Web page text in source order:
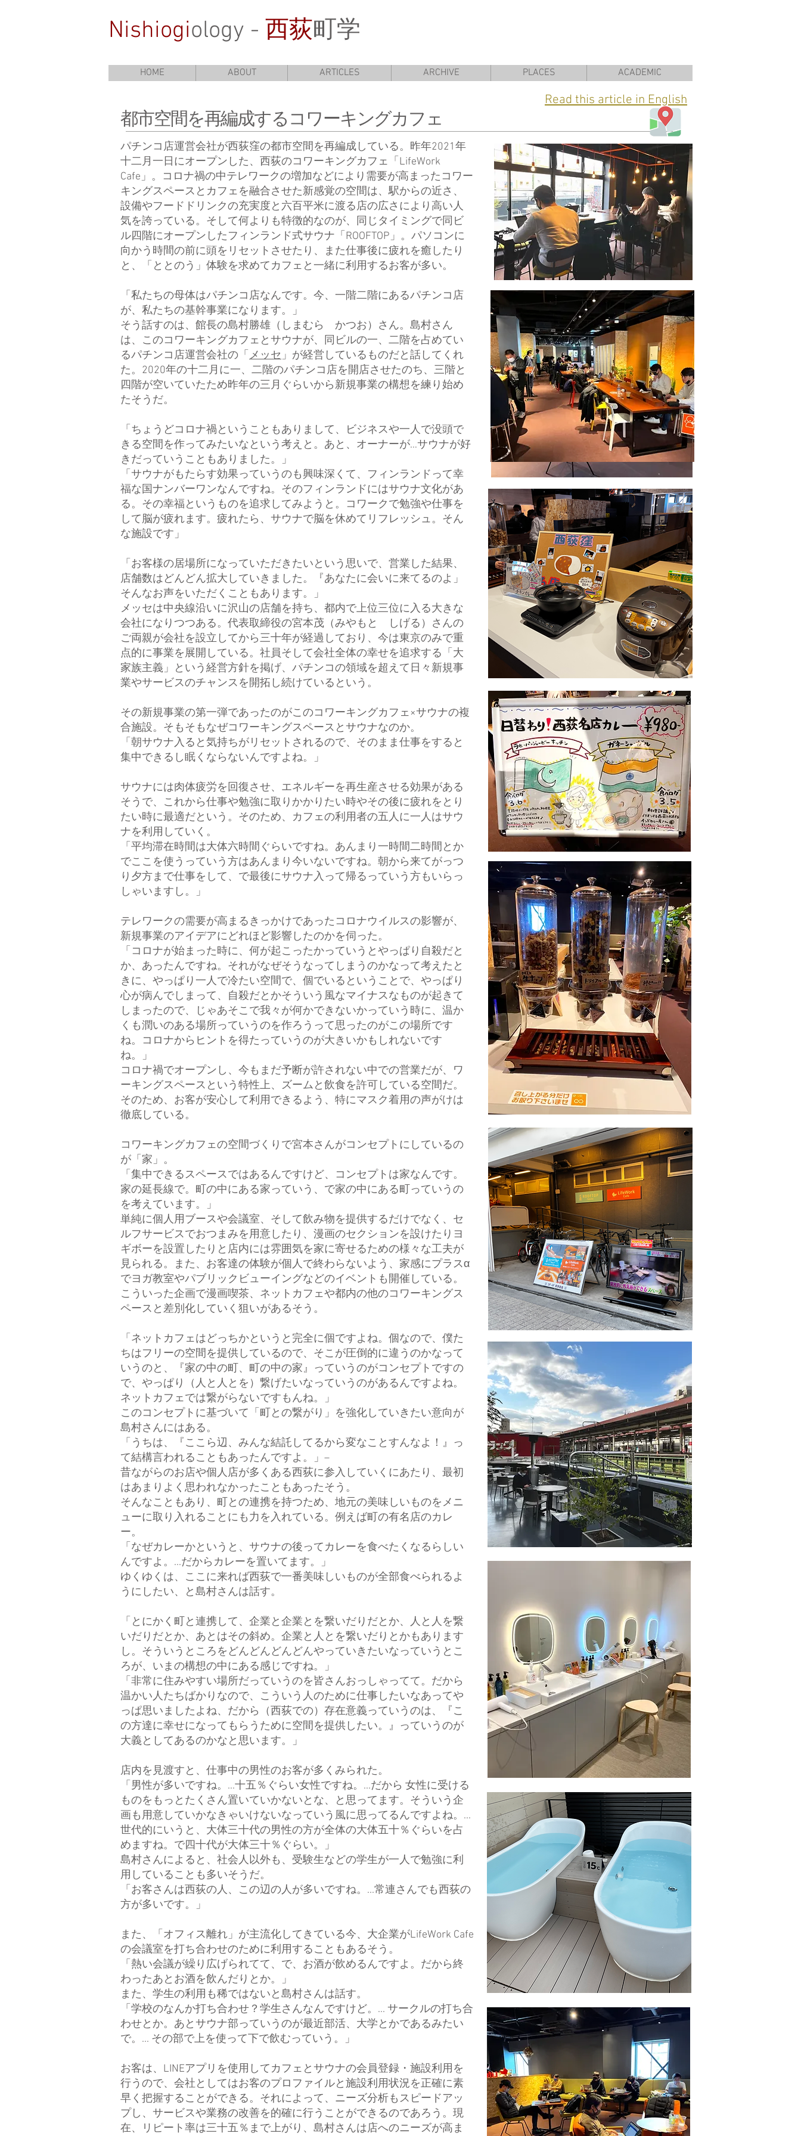
Nishiogiology - 西荻町学
HOME ABOUT ARTICLES ARCHIVE PLACES ACADEMIC
Read this article in English
都市空間を再編成するコワーキングカフェ
パチンコ店運営会社が西荻窪の都市空間を再編成している。昨年2021年
十二月一日にオープンした、西荻のコワーキングカフェ「LifeWork
Cafe」。コロナ禍の中テレワークの増加などにより需要が高まったコワー
キングスペースとカフェを融合させた新感覚の空間は、駅からの近さ、
設備やフードドリンクの充実度と六百平米に渡る店の広さにより高い人
気を誇っている。そして何よりも特徴的なのが、同じタイミングで同ビ
ル四階にオープンしたフィンランド式サウナ「ROOFTOP」。パソコンに
向かう時間の前に頭をリセットさせたり、また仕事後に疲れを癒したり
と、「ととのう」体験を求めてカフェと一緒に利用するお客が多い。
「私たちの母体はパチンコ店なんです。今、一階二階にあるパチンコ店
が、私たちの基幹事業になります。」
そう話すのは、館長の島村勝雄（しまむら かつお）さん。島村さん
は、このコワーキングカフェとサウナが、同ビルの一、二階を占めてい
るパチンコ店運営会社の「 メッセ 」が経営しているものだと話してくれ
た。2020年の十二月に一、二階のパチンコ店を開店させたのち、三階と
四階が空いていたため昨年の三月ぐらいから新規事業の構想を練り始め
たそうだ。
「ちょうどコロナ禍ということもありまして、ビジネスや一人で没頭で
きる空間を作ってみたいなという考えと。あと、オーナーが…サウナが好
きだっていうこともありました。」
「サウナがもたらす効果っていうのも興味深くて、フィンランドって幸
福な国ナンバーワンなんですね。そのフィンランドにはサウナ文化があ
る。その幸福というものを追求してみようと。コワークで勉強や仕事を
して脳が疲れます。疲れたら、サウナで脳を休めてリフレッシュ。そん
な施設です」
「お客様の居場所になっていただきたいという思いで、営業した結果、
店舗数はどんどん拡大していきました。『あなたに会いに来てるのよ」
そんなお声をいただくこともあります。」
メッセは中央線沿いに沢山の店舗を持ち、都内で上位三位に入る大きな
会社になりつつある。代表取締役の宮本茂（みやもと しげる）さんの
ご両親が会社を設立してから三十年が経過しており、今は東京のみで重
点的に事業を展開している。社員そして会社全体の幸せを追求する「大
家族主義」という経営方針を掲げ、パチンコの領域を超えて日々新規事
業やサービスのチャンスを開拓し続けているという。
その新規事業の第一弾であったのがこのコワーキングカフェ×サウナの複
合施設。そもそもなぜコワーキングスペースとサウナなのか。
「朝サウナ入ると気持ちがリセットされるので、そのまま仕事をすると
集中できるし眠くならないんですよね。」
サウナには肉体疲労を回復させ、エネルギーを再生産させる効果がある
そうで、これから仕事や勉強に取りかかりたい時やその後に疲れをとり
たい時に最適だという。そのため、カフェの利用者の五人に一人はサウ
ナを利用していく。
「平均滞在時間は大体六時間ぐらいですね。あんまり一時間二時間とか
でここを使うっていう方はあんまり今いないですね。朝から来てがっつ
り夕方まで仕事をして、で最後にサウナ入って帰るっていう方もいらっ
しゃいますし。」
テレワークの需要が高まるきっかけであったコロナウイルスの影響が、
新規事業のアイデアにどれほど影響したのかを伺った。
「コロナが始まった時に、何が起こったかっていうとやっぱり自殺だと
か、あったんですね。それがなぜそうなってしまうのかなって考えたと
きに、やっぱり一人で冷たい空間で、個でいるということで、やっぱり
心が病んでしまって、自殺だとかそういう風なマイナスなものが起きて
しまったので、じゃあそこで我々が何かできないかっていう時に、温か
くも潤いのある場所っていうのを作ろうって思ったのがこの場所です
ね。コロナからヒントを得たっていうのが大きいかもしれないです
ね。」
コロナ禍でオープンし、今もまだ予断が許されない中での営業だが、ワ
ーキングスペースという特性上、ズームと飲食を許可している空間だ。
そのため、お客が安心して利用できるよう、特にマスク着用の声がけは
徹底している。
コワーキングカフェの空間づくりで宮本さんがコンセプトにしているの
が「家」。
「集中できるスペースではあるんですけど、コンセプトは家なんです。
家の延長線で。町の中にある家っていう、で家の中にある町っていうの
を考えています。」
単純に個人用ブースや会議室、そして飲み物を提供するだけでなく、セ
ルフサービスでおつまみを用意したり、漫画のセクションを設けたりヨ
ギボーを設置したりと店内には雰囲気を家に寄せるための様々な工夫が
見られる。また、お客達の体験が個人で終わらないよう、家感にプラスα
でヨガ教室やパブリックビューイングなどのイベントも開催している。
こういった企画で漫画喫茶、ネットカフェや都内の他のコワーキングス
ペースと差別化していく狙いがあるそう。
「ネットカフェはどっちかというと完全に個ですよね。個なので、僕た
ちはフリーの空間を提供しているので、そこが圧倒的に違うのかなって
いうのと、『家の中の町、町の中の家』っていうのがコンセプトですの
で、やっぱり（人と人とを）繋げたいなっていうのがあるんですよね。
ネットカフェでは繋がらないですもんね。」
このコンセプトに基づいて「町との繋がり」を強化していきたい意向が
島村さんにはある。
「うちは、『ここら辺、みんな結託してるから変なことすんなよ！』っ
て結構言われることもあったんですよ。」–
昔ながらのお店や個人店が多くある西荻に参入していくにあたり、最初
はあまりよく思われなかったこともあったそう。
そんなこともあり、町との連携を持つため、地元の美味しいものをメニ
ューに取り入れることにも力を入れている。例えば町の有名店のカレ
ー。
「なぜカレーかというと、サウナの後ってカレーを食べたくなるらしい
んですよ。...だからカレーを置いてます。」
ゆくゆくは、ここに来れば西荻で一番美味しいものが全部食べられるよ
うにしたい、と島村さんは話す。
「とにかく町と連携して、企業と企業とを繋いだりだとか、人と人を繋
いだりだとか、あとはその斜め。企業と人とを繋いだりとかもあります
し。そういうところをどんどんどんどんやっていきたいなっていうとこ
ろが、いまの構想の中にある感じですね。」
「非常に住みやすい場所だっていうのを皆さんおっしゃってて。だから
温かい人たちばかりなので、こういう人のために仕事したいなあってや
っぱ思いましたよね、だから（西荻での）存在意義っていうのは、『こ
の方達に幸せになってもらうために空間を提供したい。』っていうのが
大義としてあるのかなと思います。」
店内を見渡すと、仕事中の男性のお客が多くみられた。
「男性が多いですね。...十五％ぐらい女性ですね。...だから 女性に受ける
ものをもっとたくさん置いていかないとな、と思ってます。そういう企
画も用意していかなきゃいけないなっていう風に思ってるんですよね。...
世代的にいうと、大体三十代の男性の方が全体の大体五十％ぐらいを占
めますね。で四十代が大体三十％ぐらい。」
島村さんによると、社会人以外も、受験生などの学生が一人で勉強に利
用していることも多いそうだ。
「お客さんは西荻の人、この辺の人が多いですね。...常連さんでも西荻の
方が多いです。」
また、「オフィス離れ」が主流化してきている今、大企業がLifeWork Cafe
の会議室を打ち合わせのために利用することもあるそう。
「熱い会議が繰り広げられてて、で、お酒が飲めるんですよ。だから終
わったあとお酒を飲んだりとか。」
また、学生の利用も稀ではないと島村さんは話す。
「学校のなんか打ち合わせ？学生さんなんですけど。... サークルの打ち合
わせとか。あとサウナ部っていうのが最近部活、大学とかであるみたい
で。... その部で上を使って下で飲むっていう。」
お客は、LINEアプリを使用してカフェとサウナの会員登録・施設利用を
行うので、会社としてはお客のプロファイルと施設利用状況を正確に素
早く把握することができる。それによって、ニーズ分析もスピードアッ
プし、サービスや業務の改善を的確に行うことができるのであろう。現
在、リピート率は三十五％まで上がり、島村さんは店へのニーズが高ま